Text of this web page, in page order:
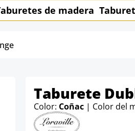
de madera
Taburete
Color: Coñac | Color del